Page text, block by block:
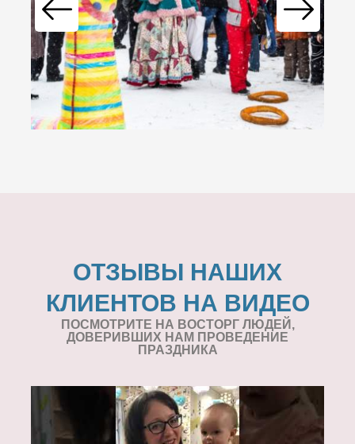
ОТЗЫВЫ НАШИХ
КЛИЕНТОВ НА ВИДЕО
ПОСМОТРИТЕ НА ВОСТОРГ ЛЮДЕЙ,
ДОВЕРИВШИХ НАМ ПРОВЕДЕНИЕ
ПРАЗДНИКА